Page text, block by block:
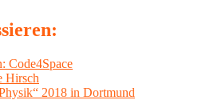
Code4Space
Hirsch
2018 in Dortmund